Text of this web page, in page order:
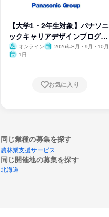
【大学1・2年生対象】パナソニ
ックキャリアデザインプログラ
ム
オンライン
2026年8月・9月・10月
1日
お気に入り
同じ業種の募集を探す
農林業支援サービス
同じ開催地の募集を探す
北海道